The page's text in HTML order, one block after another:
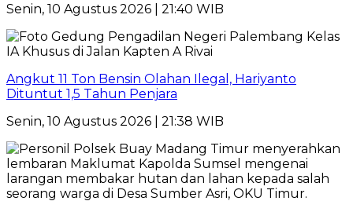
Senin, 10 Agustus 2026 | 21:40 WIB
Angkut 11 Ton Bensin Olahan Ilegal, Hariyanto
Dituntut 1,5 Tahun Penjara
Senin, 10 Agustus 2026 | 21:38 WIB